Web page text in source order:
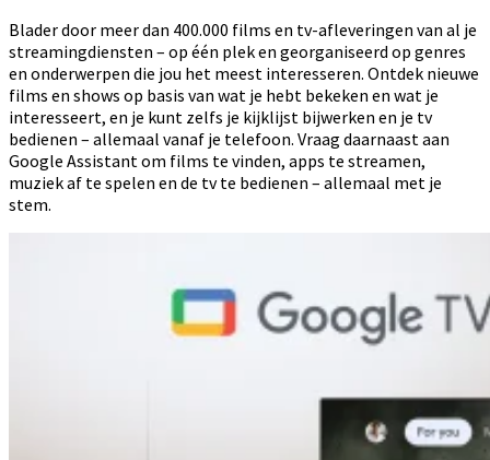
Blader door meer dan 400.000 films en tv-afleveringen van al je
streamingdiensten – op één plek en georganiseerd op genres
en onderwerpen die jou het meest interesseren. Ontdek nieuwe
films en shows op basis van wat je hebt bekeken en wat je
interesseert, en je kunt zelfs je kijklijst bijwerken en je tv
bedienen – allemaal vanaf je telefoon. Vraag daarnaast aan
Google Assistant om films te vinden, apps te streamen,
muziek af te spelen en de tv te bedienen – allemaal met je
stem.